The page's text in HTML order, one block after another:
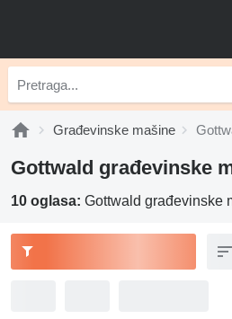
Građevinske mašine
Gottwald građevinske
10 oglasa: Gottwald građevinske